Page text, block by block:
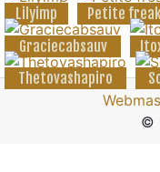
Lilyimp
Petite
Graciecabsauv
Thetovashapiro
©